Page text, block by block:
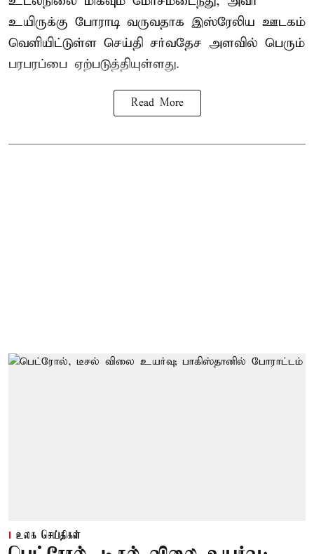
உயிருக்கு போராடி வருவதாக இஸ்ரேலிய ஊடகம்
வெளியிட்டுள்ள செய்தி சர்வதேச அளவில் பெரும்
பரபரப்பை ஏற்படுத்தியுள்ளது.
Read More
உலக செய்திகள்